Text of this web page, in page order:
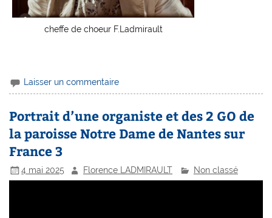
cheffe de choeur F.Ladmirault
Laisser un commentaire
Portrait d’une organiste et des 2 GO de
la paroisse Notre Dame de Nantes sur
France 3
4 mai 2025 Florence LADMIRAULT Non classé